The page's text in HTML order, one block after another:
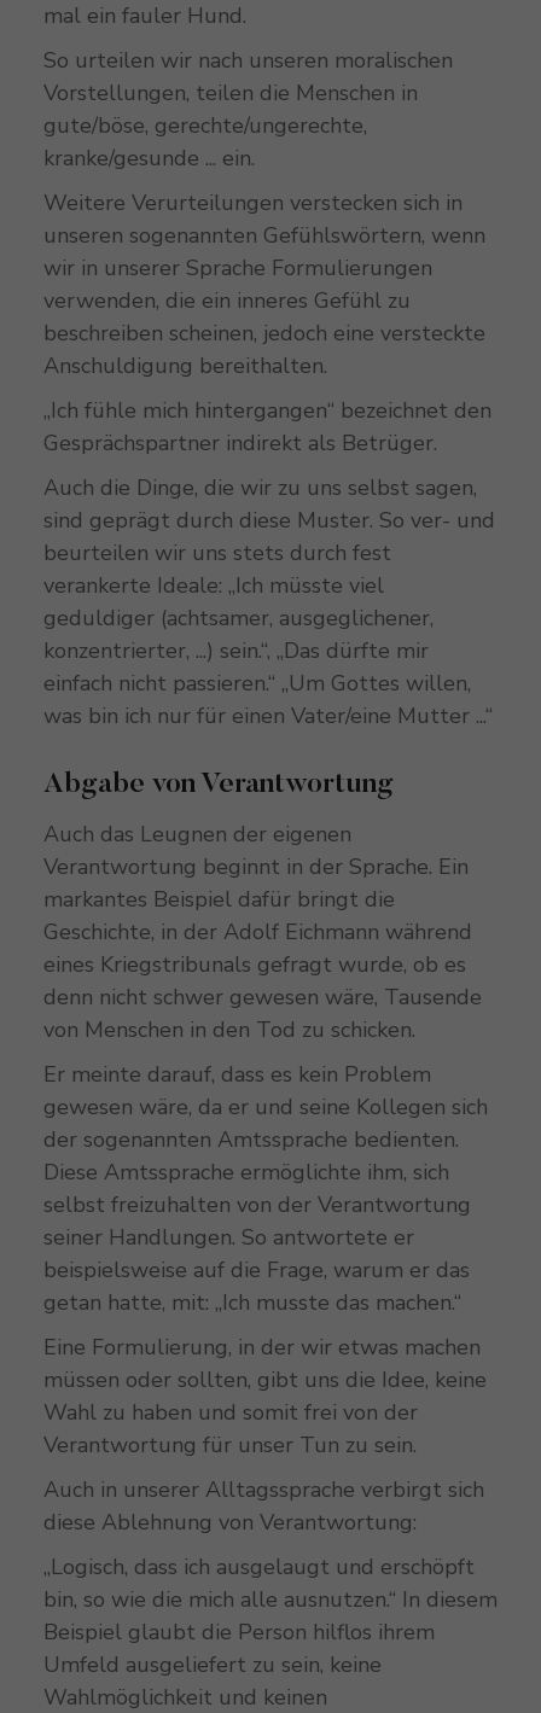
mal ein fauler Hund.
So urteilen wir nach unseren moralischen
Vorstellungen, teilen die Menschen in
gute/böse, gerechte/ungerechte,
kranke/gesunde ... ein.
Weitere Verurteilungen verstecken sich in
unseren sogenannten Gefühlswörtern, wenn
wir in unserer Sprache Formulierungen
verwenden, die ein inneres Gefühl zu
beschreiben scheinen, jedoch eine versteckte
Anschuldigung bereithalten.
„Ich fühle mich hintergangen“ bezeichnet den
Gesprächspartner indirekt als Betrüger.
Auch die Dinge, die wir zu uns selbst sagen,
sind geprägt durch diese Muster. So ver- und
beurteilen wir uns stets durch fest
verankerte Ideale: „Ich müsste viel
geduldiger (achtsamer, ausgeglichener,
konzentrierter, ...) sein.“, „Das dürfte mir
einfach nicht passieren.“ „Um Gottes willen,
was bin ich nur für einen Vater/eine Mutter ...“
Abgabe von Verantwortung
Auch das Leugnen der eigenen
Verantwortung beginnt in der Sprache. Ein
markantes Beispiel dafür bringt die
Geschichte, in der Adolf Eichmann während
eines Kriegstribunals gefragt wurde, ob es
denn nicht schwer gewesen wäre, Tausende
von Menschen in den Tod zu schicken.
Er meinte darauf, dass es kein Problem
gewesen wäre, da er und seine Kollegen sich
der sogenannten Amtssprache bedienten.
Diese Amtssprache ermöglichte ihm, sich
selbst freizuhalten von der Verantwortung
seiner Handlungen. So antwortete er
beispielsweise auf die Frage, warum er das
getan hatte, mit: „Ich musste das machen.“
Eine Formulierung, in der wir etwas machen
müssen oder sollten, gibt uns die Idee, keine
Wahl zu haben und somit frei von der
Verantwortung für unser Tun zu sein.
Auch in unserer Alltagssprache verbirgt sich
diese Ablehnung von Verantwortung:
„Logisch, dass ich ausgelaugt und erschöpft
bin, so wie die mich alle ausnutzen.“ In diesem
Beispiel glaubt die Person hilflos ihrem
Umfeld ausgeliefert zu sein, keine
Wahlmöglichkeit und keinen